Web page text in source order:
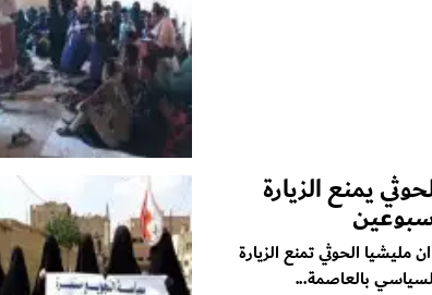
يمنع الزيارة
الحوثي تمنع الزيارة
بالعاصمة...